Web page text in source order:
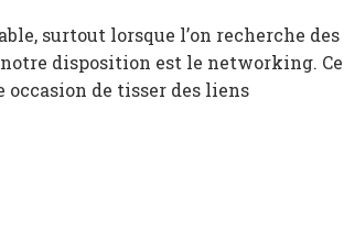
surtout lorsque l’on recherche des
disposition est le networking. Ce
de tisser des liens